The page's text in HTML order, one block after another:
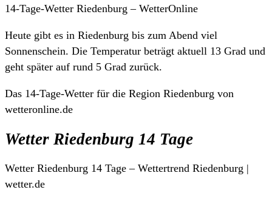
14-Tage-Wetter Riedenburg – WetterOnline
Heute gibt es in Riedenburg bis zum Abend viel
Sonnenschein. Die Temperatur beträgt aktuell 13 Grad und
geht später auf rund 5 Grad zurück.
Das 14-Tage-Wetter für die Region Riedenburg von
wetteronline.de
Wetter Riedenburg 14 Tage
Wetter Riedenburg 14 Tage – Wettertrend Riedenburg |
wetter.de